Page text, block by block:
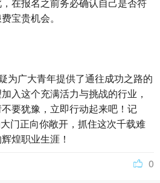
宝贵机会。
为广大青年提供了通往成功之路的
入这个充满活力与挑战的行业，
要犹豫，立即行动起来吧！记
门正向你敞开，抓住这次千载难
煌职业生涯！
0